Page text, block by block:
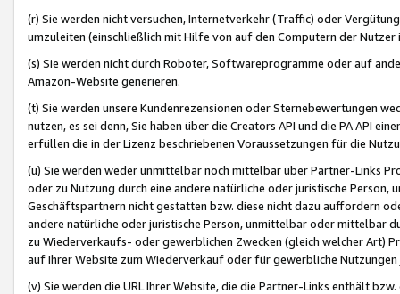
(r) Sie werden nicht versuchen, Internetverkehr (Traffic) oder
umzuleiten (einschließlich mit Hilfe von auf den Computern der
(s) Sie werden nicht durch Roboter, Softwareprogramme oder auf
Amazon-Website generieren.
(t) Sie werden unsere Kundenrezensionen oder Sternebewertungen
nutzen, es sei denn, Sie haben über die Creators API und die PA API
erfüllen die in der Lizenz beschriebenen Voraussetzungen für die
(u) Sie werden weder unmittelbar noch mittelbar über Partner-Links
oder zu Nutzung durch eine andere natürliche oder juristische
Geschäftspartnern nicht gestatten bzw. diese nicht dazu auffordern
andere natürliche oder juristische Person, unmittelbar oder mittelbar
zu Wiederverkaufs- oder gewerblichen Zwecken (gleich welcher Art)
auf Ihrer Website zum Wiederverkauf oder für gewerbliche
(v) Sie werden die URL Ihrer Website, die die Partner-Links enthält